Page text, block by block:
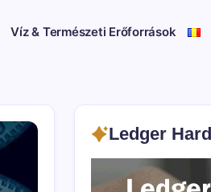
Víz & Természeti Erőforrások
Ledger